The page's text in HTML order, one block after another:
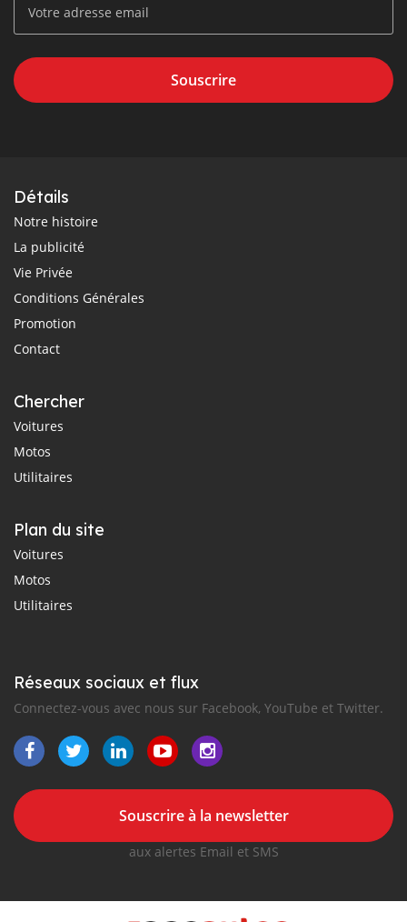
Souscrire
Détails
Notre histoire
La publicité
Vie Privée
Conditions Générales
Promotion
Contact
Chercher
Voitures
Motos
Utilitaires
Plan du site
Voitures
Motos
Utilitaires
Réseaux sociaux et flux
Connectez-vous avec nous sur Facebook, YouTube et Twitter.
Souscrire à la newsletter
aux alertes Email et SMS